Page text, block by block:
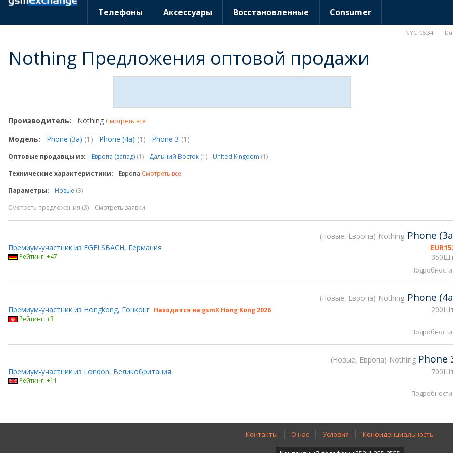
Телефоны Аксессуары Восстановленные Consumer
Nothing Предложения оптовой продажи
Производитель: Nothing Смотреть все
Модель: Phone (3a) (1) Phone (4a) (1) Phone 3 (1)
Оптовые продавцы из: Европа (запад) (1) Дальний Восток (1) United Kingdom (1)
Технические характеристики:
Европа Смотреть все
Параметры:
Новые (3)
Смотреть предложения (3)
Смотреть заявки
Новые, Европа Nothing Phone
EUR
Премиум-участник из EGELSBACH, Германия
Рейтинг: +47
Подробности
Новые, Европа Nothing Phone
Премиум-участник из Hongkong, Гонконг Находится на gsmX Hong Kong 2026
Рейтинг: +3
Подробности
Новые, Европа Nothing Phone
Премиум-участник из London, Великобритания
Рейтинг: +11
Подробности
Контакты О нас Условия Конфиденциальность
NYC 05:34